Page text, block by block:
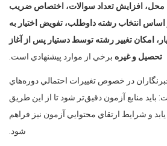
محل، افزايش تعداد سوالات، اختصاص ضريب
انتخاب رشته‌ داوطلب، تفويض اختيار به
امكان تغيير رشته توسط دستيار پس از آغاز
تحصيل و غيره برخي از موارد پيشنهادي است.
در خصوص تغييرات احتمالي دوره‌هاي
بايد منابع آزمون دقيق‌‌تر شود تا از اين طريق
و شرايط ارتقاي محتوايي آزمون نيز فراهم
شود.